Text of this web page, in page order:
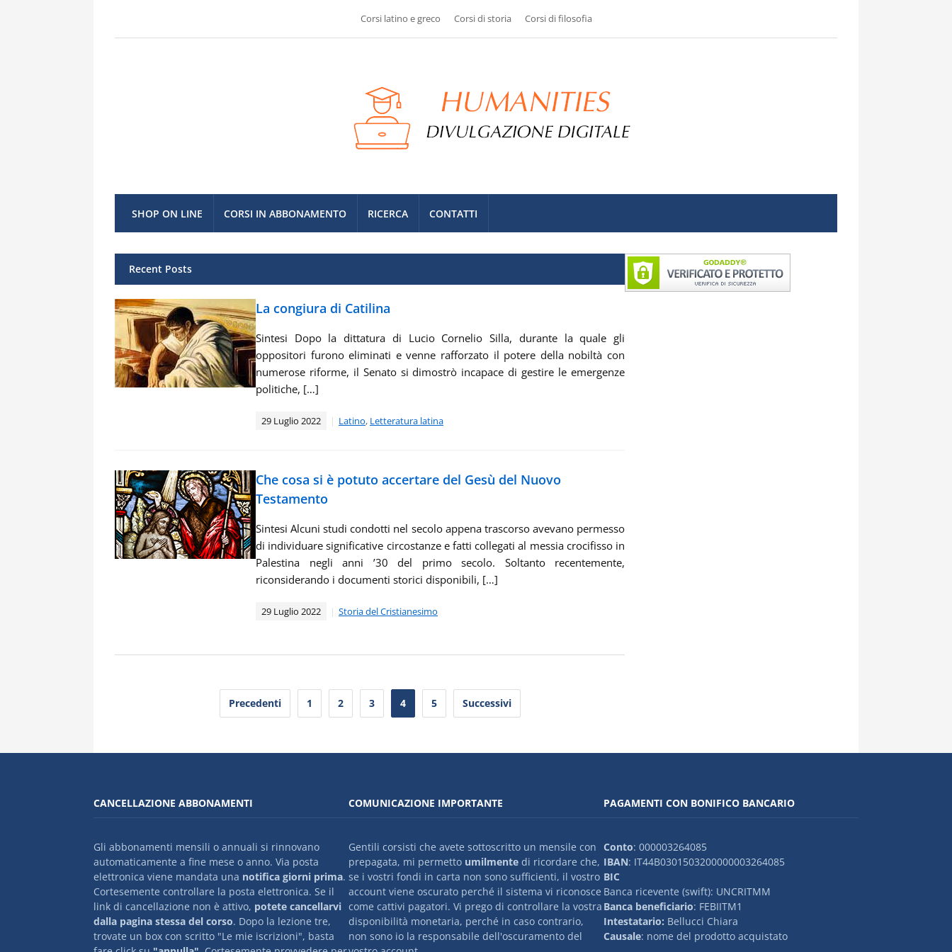
Corsi latino e greco Corsi di storia Corsi di filosofia
SHOP ON LINE CORSI IN ABBONAMENTO RICERCA CONTATTI
Recent Posts
La congiura di Catilina
Sintesi Dopo la dittatura di Lucio Cornelio Silla, durante la quale gli
oppositori furono eliminati e venne rafforzato il potere della nobiltà con
numerose riforme, il Senato si dimostrò incapace di gestire le emergenze
politiche, […]
29 Luglio 2022 Latino, Letteratura latina
Che cosa si è potuto accertare del Gesù del Nuovo
Testamento
Sintesi Alcuni studi condotti nel secolo appena trascorso avevano permesso
di individuare significative circostanze e fatti collegati al messia crocifisso in
Palestina negli anni ’30 del primo secolo. Soltanto recentemente,
riconsiderando i documenti storici disponibili, […]
29 Luglio 2022 Storia del Cristianesimo
Paginazione
articoli
Precedenti 1 2 3 4 5 Successivi
CANCELLAZIONE ABBONAMENTI
Gli abbonamenti mensili o annuali si rinnovano
automaticamente a fine mese o anno. Via posta
elettronica viene mandata una notifica giorni prima.
Cortesemente controllare la posta elettronica. Se il
link di cancellazione non è attivo, potete cancellarvi
dalla pagina stessa del corso. Dopo la lezione tre,
trovate un box con scritto "Le mie iscrizioni", basta
COMUNICAZIONE IMPORTANTE
Gentili corsisti che avete sottoscritto un mensile con
prepagata, mi permetto umilmente di ricordare che,
se i vostri fondi in carta non sono sufficienti, il vostro
account viene oscurato perché il sistema vi riconosce
come cattivi pagatori. Vi prego di controllare la vostra
disponibilità monetaria, perché in caso contrario,
non sono io la responsabile dell'oscuramento del
PAGAMENTI CON BONIFICO BANCARIO
Conto: 000003264085
IBAN: IT44B0301503200000003264085
BIC
Banca ricevente (swift): UNCRITMM
Banca beneficiario: FEBIITM1
Intestatario: Bellucci Chiara
Causale: nome del prodotto acquistato